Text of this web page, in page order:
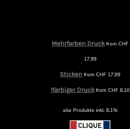
Mehrfarben DruckfromCHF
17,99
Sticken fromCHF 17,99
1farbiger DruckfromCHF 8,10
alle Produkte inkl. 8.1%